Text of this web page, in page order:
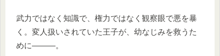
武力ではなく知識で、権力ではなく観察眼で悪を暴
く。変人扱いされていた王子が、幼なじみを救うた
めに―――。